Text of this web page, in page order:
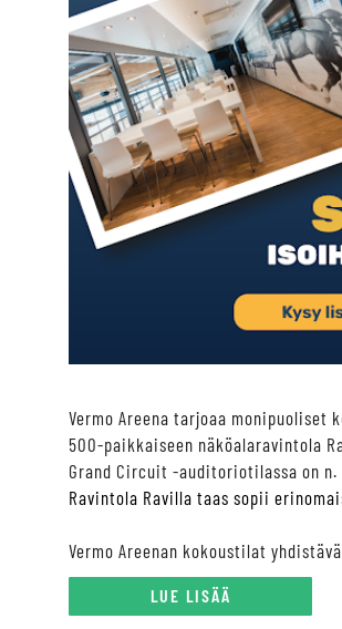
Vermo Areena tarjoaa
500-paikkaiseen näköalaravintola
Grand Circuit -auditoriotilassa on
Ravintola Ravilla taas sopii
Vermo Areenan kokoustilat
LUE LISÄÄ